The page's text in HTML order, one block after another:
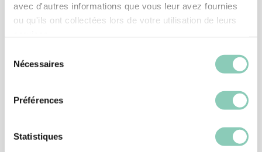
avec d'autres informations que vous leur avez fournies
ou qu'ils ont collectées lors de votre utilisation de leurs
Nécessaires
Préférences
Statistiques